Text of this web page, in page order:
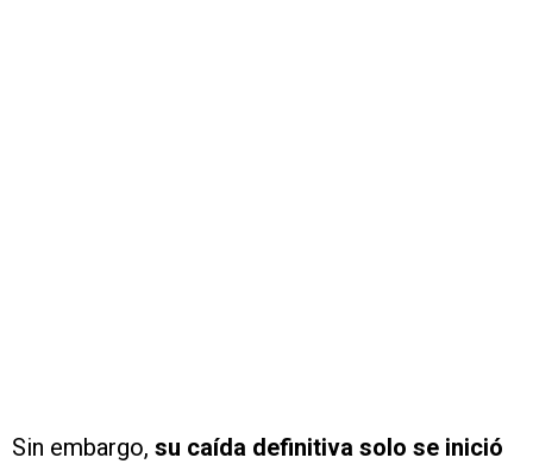
Sin embargo, su caída definitiva solo se inició